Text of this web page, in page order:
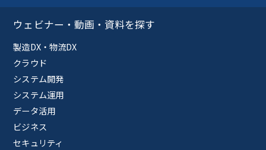
ウェビナー・動画・資料を探す
製造DX・物流DX
クラウド
システム開発
システム運用
データ活用
ビジネス
セキュリティ